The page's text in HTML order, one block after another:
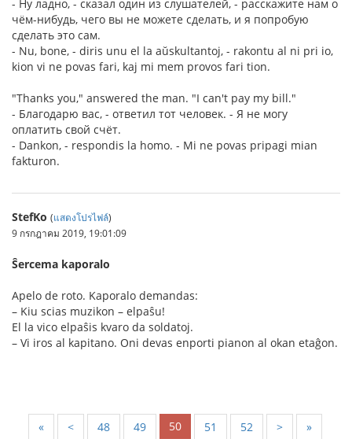
- Ну ладно, - сказал один из слушателей, - расскажите нам о
чём-нибудь, чего вы не можете сделать, и я попробую
сделать это сам.
- Nu, bone, - diris unu el la aŭskultantoj, - rakontu al ni pri io,
kion vi ne povas fari, kaj mi mem provos fari tion.
"Thanks you," answered the man. "I can't pay my bill."
- Благодарю вас, - ответил тот человек. - Я не могу
оплатить свой счёт.
- Dankon, - respondis la homo. - Mi ne povas pripagi mian
fakturon.
StefKo (แสดงโปรไฟล์)
9 กรกฎาคม 2019, 19:01:09
Ŝercema kaporalo
Apelo de roto. Kaporalo demandas:
– Kiu scias muzikon – elpaŝu!
El la vico elpaŝis kvaro da soldatoj.
– Vi iros al kapitano. Oni devas enporti pianon al okan etaĝon.
« < 48 49 50 51 52 > »